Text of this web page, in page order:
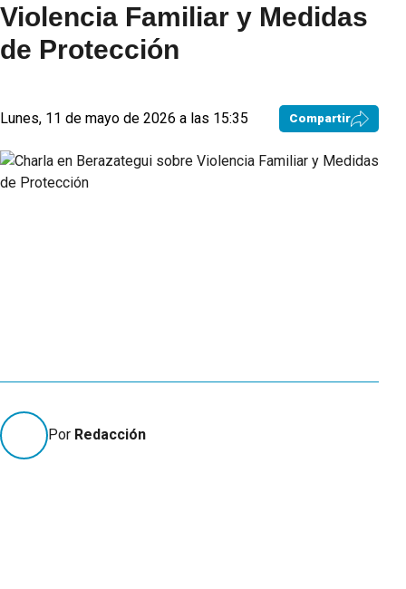
Violencia Familiar y Medidas
de Protección
Lunes, 11 de mayo de 2026 a las 15:35 Compartir
Por Redacción